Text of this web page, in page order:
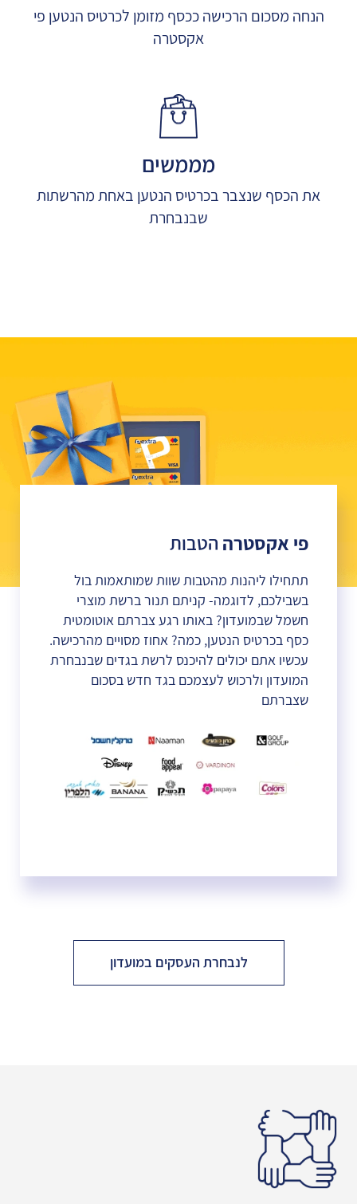
הנחה מסכום הרכישה ככסף מזומן לכרטיס הנטען פי
אקסטרה
מממשים
את הכסף שנצבר בכרטיס הנטען באחת מהרשתות
שבנבחרת
פי אקסטרה הטבות
תתחילו ליהנות מהטבות שוות שמותאמות בול
בשבילכם, לדוגמה- קניתם תנור ברשת מוצרי
חשמל שבמועדון? באותו רגע צברתם אוטומטית
כסף בכרטיס הנטען, כמה? אחוז מסויים מהרכישה.
עכשיו אתם יכולים להיכנס לרשת בגדים שבנבחרת
המועדון ולרכוש לעצמכם בגד חדש בסכום
שצברתם
לנבחרת העסקים במועדון